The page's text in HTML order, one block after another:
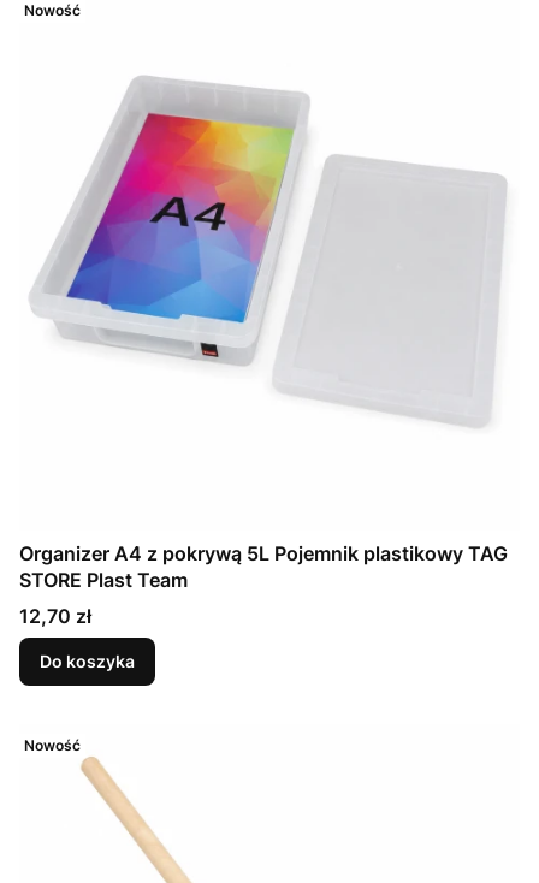
Nowość
Organizer A4 z pokrywą 5L Pojemnik plastikowy TAG
STORE Plast Team
Cena
12,70 zł
Do koszyka
Nowość